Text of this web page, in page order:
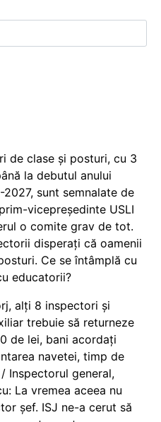
de clase și posturi, cu 3
la debutul anului
sunt semnalate de
vicepreședinte USLI
o comite grav de tot.
disperați că oamenii
Ce se întâmplă cu
educatorii?
alți 8 inspectori și
trebuie să returneze
de lei, bani acordați
navetei, timp de
Inspectorul general,
La vremea aceea nu
șef. ISJ ne-a cerut să